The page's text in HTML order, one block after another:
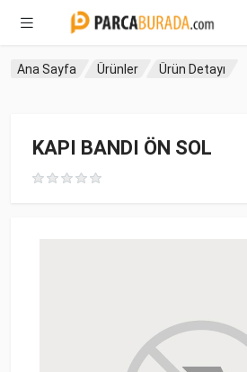
Ana Sayfa Ürünler Ürün Detayı
KAPI BANDI ÖN SOL